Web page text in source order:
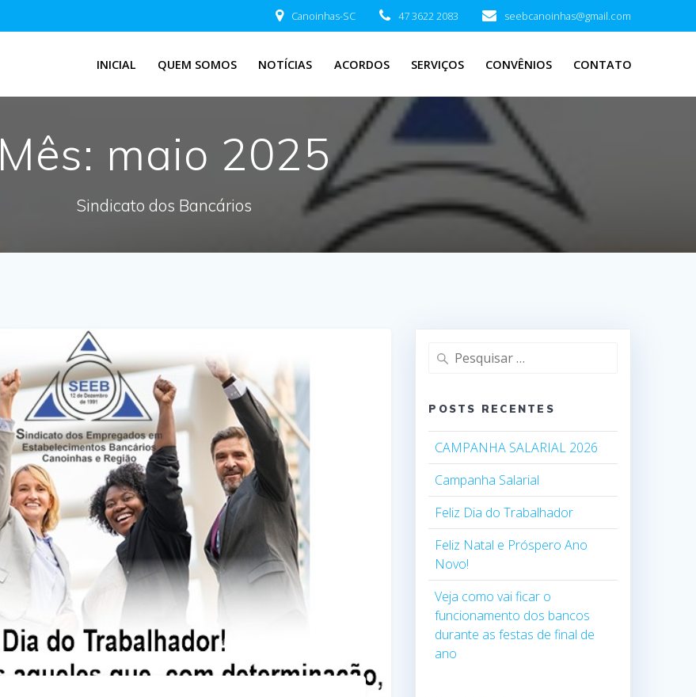
Canoinhas-SC 47 3622 2083 seebcanoinhas@gmail.com
INICIAL QUEM SOMOS NOTÍCIAS ACORDOS SERVIÇOS CONVÊNIOS CONTATO
Mês: maio 2025
Sindicato dos Bancários
Pesquisar
POSTS RECENTES
CAMPANHA SALARIAL 2026
Campanha Salarial
Feliz Dia do Trabalhador
Feliz Natal e Próspero Ano
Novo!
Veja como vai ficar o
funcionamento dos bancos
durante as festas de final de
ano